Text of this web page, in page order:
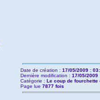
Date de création : 17/05/2009 :
Dernière modification : 17/05/2009
Catégorie : Le coup de fourchette
Page lue 7877 fois